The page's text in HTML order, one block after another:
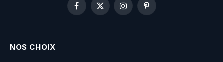
Facebook
X
InstagramPinterest
NOS CHOIX